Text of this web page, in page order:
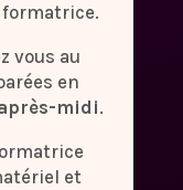
formatrice.
vous au
en
midi.
et